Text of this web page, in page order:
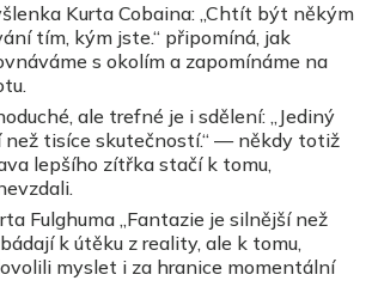
Kurta Cobaina: „Chtít být někým
tím, kým jste.“ připomíná, jak
s okolím a zapomínáme na
ale trefné je i sdělení: „Jediný
než tisíce skutečností.“ — někdy totiž
lepšího zítřka stačí k tomu,
Fulghuma „Fantazie je silnější než
k útěku z reality, ale k tomu,
myslet i za hranice momentální